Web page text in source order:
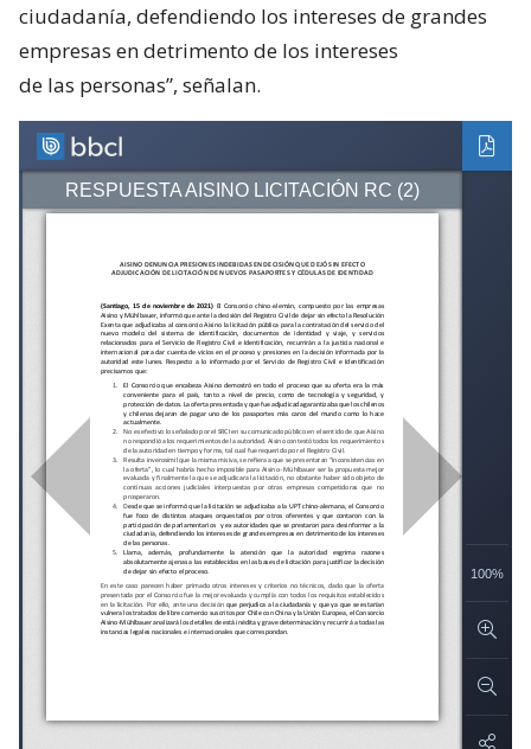
ciudadanía, defendiendo los intereses de grandes
empresas en detrimento de los intereses
de las personas”, señalan.